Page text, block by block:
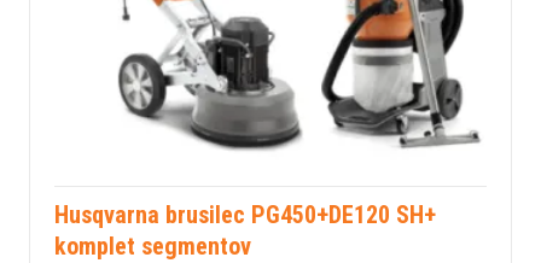
Husqvarna brusilec PG450+DE120 SH+
komplet segmentov